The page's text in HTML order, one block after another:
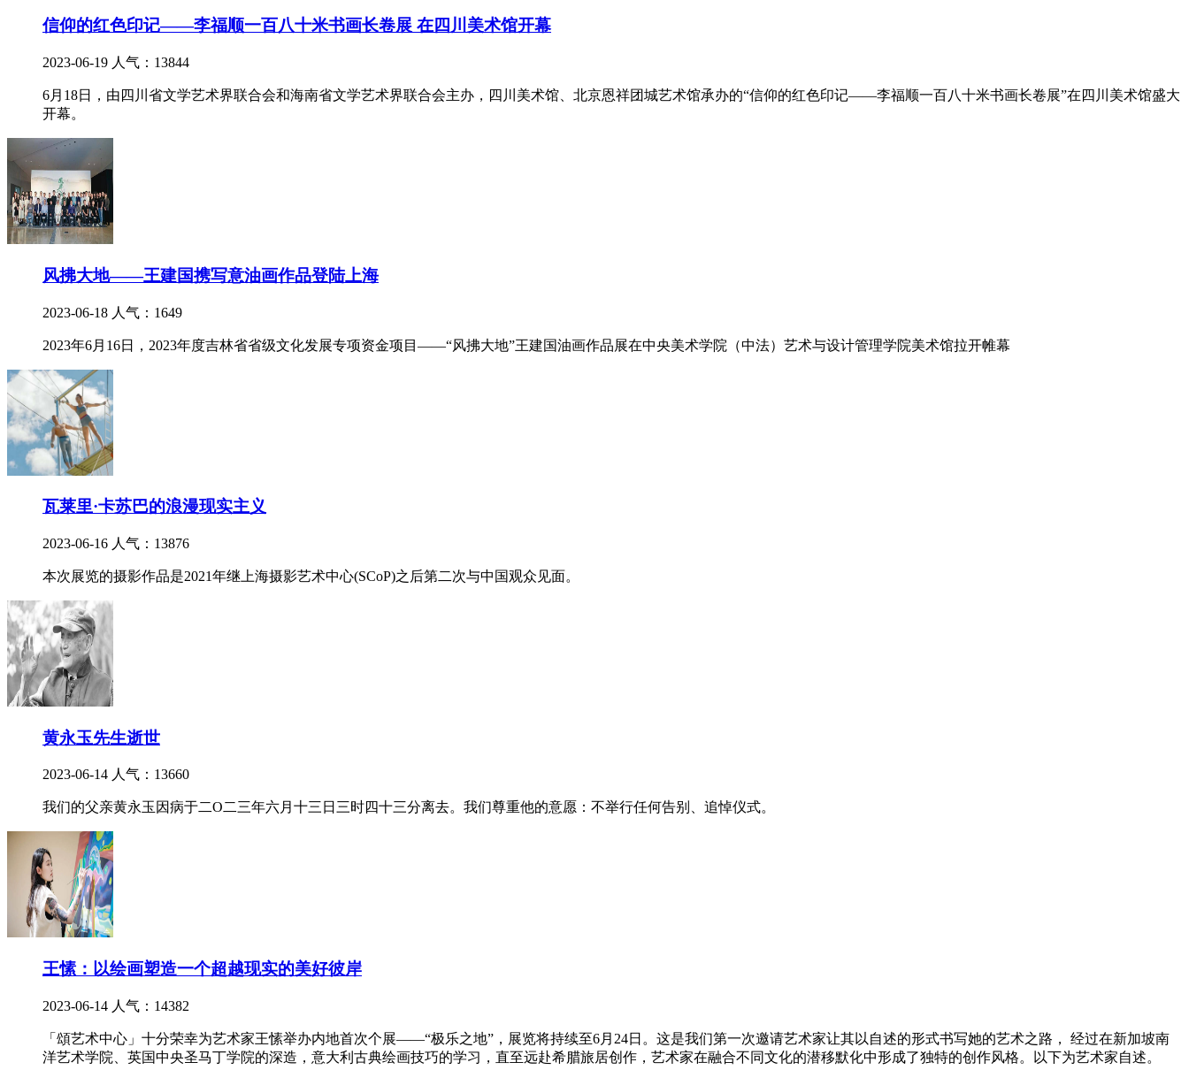
信仰的红色印记——李福顺一百八十米书画长卷展 在四川美术馆开幕
2023-06-19 人气：13844
6月18日，由四川省文学艺术界联合会和海南省文学艺术界联合会主办，四川美术馆、北京恩祥团城艺术馆承办的“信仰的红色印记——李福顺一百八十米书画长卷展”在四川美术馆盛大
开幕。
风拂大地——王建国携写意油画作品登陆上海
2023-06-18 人气：1649
2023年6月16日，2023年度吉林省省级文化发展专项资金项目——“风拂大地”王建国油画作品展在中央美术学院（中法）艺术与设计管理学院美术馆拉开帷幕
瓦莱里·卡苏巴的浪漫现实主义
2023-06-16 人气：13876
本次展览的摄影作品是2021年继上海摄影艺术中心(SCoP)之后第二次与中国观众见面。
黄永玉先生逝世
2023-06-14 人气：13660
我们的父亲黄永玉因病于二O二三年六月十三日三时四十三分离去。我们尊重他的意愿：不举行任何告别、追悼仪式。
王愫：以绘画塑造一个超越现实的美好彼岸
2023-06-14 人气：14382
「頌艺术中心」十分荣幸为艺术家王愫举办内地首次个展——“极乐之地”，展览将持续至6月24日。这是我们第一次邀请艺术家让其以自述的形式书写她的艺术之路， 经过在新加坡南
洋艺术学院、英国中央圣马丁学院的深造，意大利古典绘画技巧的学习，直至远赴希腊旅居创作，艺术家在融合不同文化的潜移默化中形成了独特的创作风格。以下为艺术家自述。